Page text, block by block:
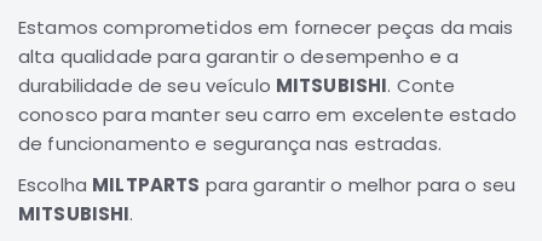
Transmissão
Elétrica
Acessórios
Motor
Estamos comprometidos em fornecer peças da mais
alta qualidade para garantir o desempenho e a
durabilidade de seu veículo MITSUBISHI. Conte
conosco para manter seu carro em excelente estado
de funcionamento e segurança nas estradas.
Escolha MILTPARTS para garantir o melhor para o seu
MITSUBISHI.